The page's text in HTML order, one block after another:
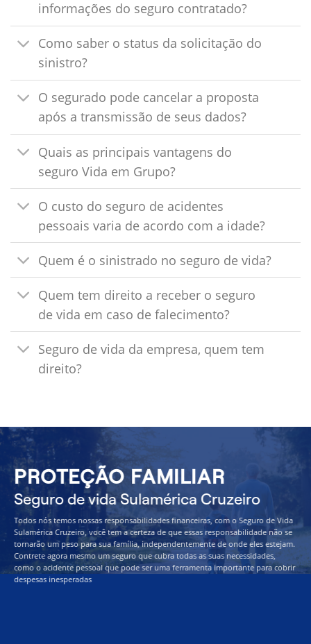
informações do seguro contratado?
Como saber o status da solicitação do
sinistro?
O segurado pode cancelar a proposta
após a transmissão de seus dados?
Quais as principais vantagens do
seguro Vida em Grupo?
O custo do seguro de acidentes
pessoais varia de acordo com a idade?
Quem é o sinistrado no seguro de vida?
Quem tem direito a receber o seguro
de vida em caso de falecimento?
Seguro de vida da empresa, quem tem
direito?
PROTEÇÃO FAMILIAR
Seguro de vida Sulamérica Cruzeiro
Todos nós temos nossas responsabilidades financeiras, com o Seguro de Vida
Sulamérica Cruzeiro, você tem a certeza de que essas responsabilidade não se
tornarão um peso para sua família, independentemente de onde eles estejam.
Contrete agora mesmo um seguro que cubra todas as suas necessidades,
como o acidente pessoal que pode ser uma ferramenta importante para cobrir
despesas inesperadas